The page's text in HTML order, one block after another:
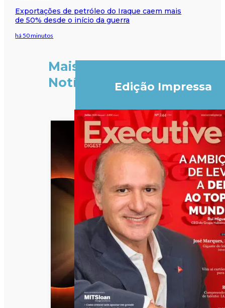
Exportações de petróleo do Iraque caem mais
de 50% desde o início da guerra
há 50 minutos
Mais
Notícias
Edição Impressa